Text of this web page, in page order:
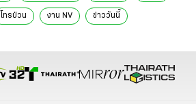
โทรป่วน งาน NV ข่าววันนี้